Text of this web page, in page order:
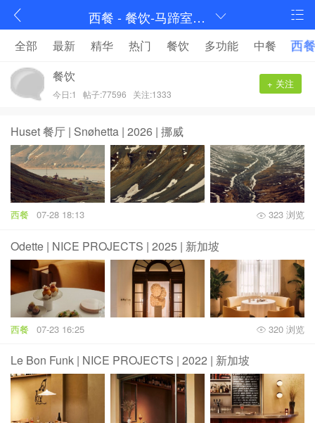
西餐 - 餐饮-马蹄室内设计论坛-序赞网
全部 最新 精华 热门 餐饮 多功能 中餐 西餐
餐饮
今日:1 帖子:77596 关注:1333
+ 关注
Huset 餐厅 | Snøhetta | 2026 | 挪威
西餐 07-28 18:13 323 浏览
Odette | NICE PROJECTS | 2025 | 新加坡
西餐 07-23 16:25 320 浏览
Le Bon Funk | NICE PROJECTS | 2022 | 新加坡